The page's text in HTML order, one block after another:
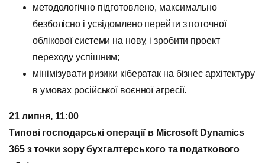
методологічно підготовлено, максимально
безболісно і усвідомлено перейти з поточної
облікової системи на нову, і зробити проект
переходу успішним;
мінімізувати ризики кібератак на бізнес архітектуру
в умовах російської воєнної агресії.
21 липня, 11:00
Типові господарські операції в Microsoft Dynamics
365 з точки зору бухгалтерського та податкового